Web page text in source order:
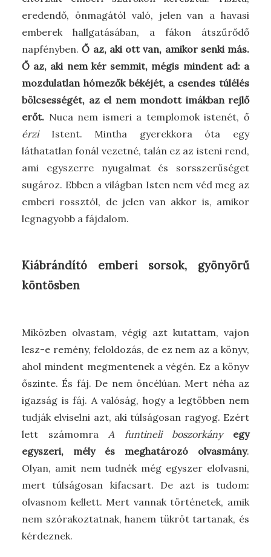
eredendő, önmagától való, jelen van a havasi
emberek hallgatásában, a fákon átszűrődő
napfényben. Ő az, aki ott van, amikor senki más.
Ő az, aki nem kér semmit, mégis mindent ad: a
mozdulatlan hómezők békéjét, a csendes túlélés
bölcsességét, az el nem mondott imákban rejlő
erőt. Nuca nem ismeri a templomok istenét, ő
érzi Istent. Mintha gyerekkora óta egy
láthatatlan fonál vezetné, talán ez az isteni rend,
ami egyszerre nyugalmat és sorsszerűséget
sugároz. Ebben a világban Isten nem véd meg az
emberi rossztól, de jelen van akkor is, amikor
legnagyobb a fájdalom.
Kiábrándító emberi sorsok, gyönyörű
köntösben
Miközben olvastam, végig azt kutattam, vajon
lesz-e remény, feloldozás, de ez nem az a könyv,
ahol mindent megmentenek a végén. Ez a könyv
őszinte. És fáj. De nem öncélúan. Mert néha az
igazság is fáj. A valóság, hogy a legtöbben nem
tudják elviselni azt, aki túlságosan ragyog. Ezért
lett számomra A funtineli boszorkányegy
egyszeri, mély és meghatározó olvasmány.
Olyan, amit nem tudnék még egyszer elolvasni,
mert túlságosan kifacsart. De azt is tudom:
olvasnom kellett. Mert vannak történetek, amik
nem szórakoztatnak, hanem tükröt tartanak, és
kérdeznek.